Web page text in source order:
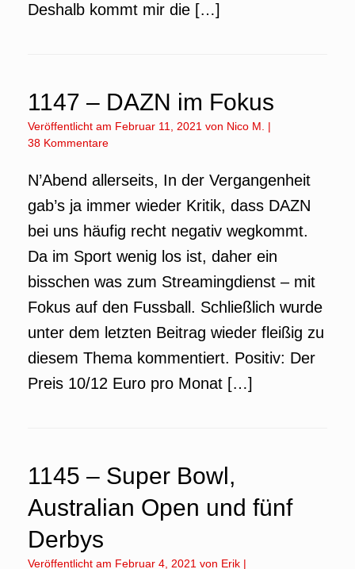
Deshalb kommt mir die […]
1147 – DAZN im Fokus
Veröffentlicht am Februar 11, 2021 von Nico M.
|
38 Kommentare
N’Abend allerseits, In der Vergangenheit
gab’s ja immer wieder Kritik, dass DAZN
bei uns häufig recht negativ wegkommt.
Da im Sport wenig los ist, daher ein
bisschen was zum Streamingdienst – mit
Fokus auf den Fussball. Schließlich wurde
unter dem letzten Beitrag wieder fleißig zu
diesem Thema kommentiert. Positiv: Der
Preis 10/12 Euro pro Monat […]
1145 – Super Bowl,
Australian Open und fünf
Derbys
Veröffentlicht am Februar 4, 2021 von Erik |